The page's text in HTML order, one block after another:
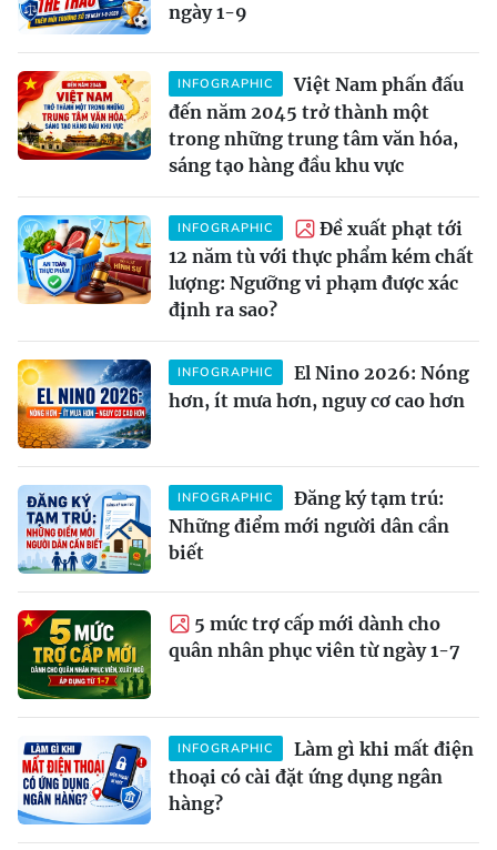
ngày 1-9
INFOGRAPHIC
Việt Nam phấn đấu
đến năm 2045 trở thành một
trong những trung tâm văn hóa,
sáng tạo hàng đầu khu vực
INFOGRAPHIC
Đề xuất phạt tới
12 năm tù với thực phẩm kém chất
lượng: Ngưỡng vi phạm được xác
định ra sao?
INFOGRAPHIC
El Nino 2026: Nóng
hơn, ít mưa hơn, nguy cơ cao hơn
INFOGRAPHIC
Đăng ký tạm trú:
Những điểm mới người dân cần
biết
5 mức trợ cấp mới dành cho
quân nhân phục viên từ ngày 1-7
INFOGRAPHIC
Làm gì khi mất điện
thoại có cài đặt ứng dụng ngân
hàng?